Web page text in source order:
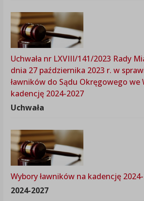
Uchwała nr LXVIII/141/2023 Rady
dnia 27 października 2023 r. w
ławników do Sądu Okręgowego we
kadencję 2024-2027
Uchwała
Wybory ławników na kadencję
2024-2027